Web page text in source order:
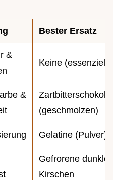
Bester Ersatz
&
Keine (essenziell)
&
(geschmolzen)
Gelatine (Pulver)
Gefrorene dunkle
Kirschen